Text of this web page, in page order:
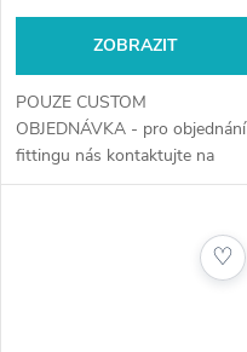
ZOBRAZIT
POUZE CUSTOM
OBJEDNÁVKA - pro objednání
fittingu nás kontaktujte na
telefonním čísle +420 720 029
obchod@golfshop4you.cz.
♡